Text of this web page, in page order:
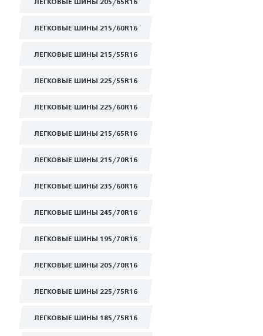
ЛЕГКОВЫЕ ШИНЫ 205/65R16
ЛЕГКОВЫЕ ШИНЫ 215/60R16
ЛЕГКОВЫЕ ШИНЫ 215/55R16
ЛЕГКОВЫЕ ШИНЫ 225/55R16
ЛЕГКОВЫЕ ШИНЫ 225/60R16
ЛЕГКОВЫЕ ШИНЫ 215/65R16
ЛЕГКОВЫЕ ШИНЫ 215/70R16
ЛЕГКОВЫЕ ШИНЫ 235/60R16
ЛЕГКОВЫЕ ШИНЫ 245/70R16
ЛЕГКОВЫЕ ШИНЫ 195/70R16
ЛЕГКОВЫЕ ШИНЫ 205/70R16
ЛЕГКОВЫЕ ШИНЫ 225/75R16
ЛЕГКОВЫЕ ШИНЫ 185/75R16